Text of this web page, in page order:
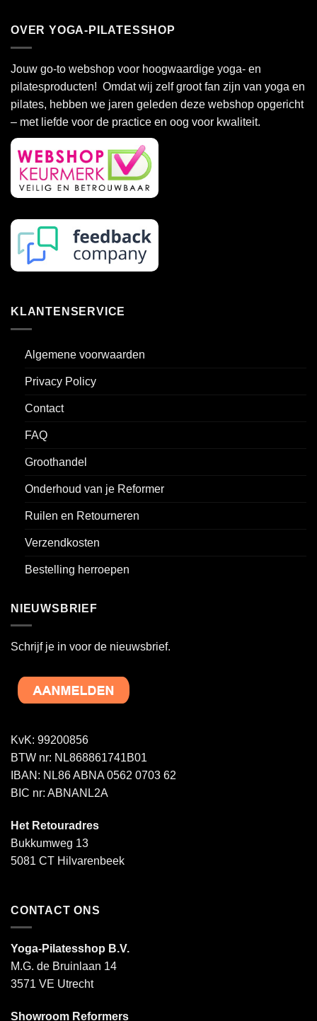
OVER YOGA-PILATESSHOP
Jouw go-to webshop voor hoogwaardige yoga- en
pilatesproducten! Omdat wij zelf groot fan zijn van yoga en
pilates, hebben we jaren geleden deze webshop opgericht
– met liefde voor de practice en oog voor kwaliteit.
KLANTENSERVICE
Algemene voorwaarden
Privacy Policy
Contact
FAQ
Groothandel
Onderhoud van je Reformer
Ruilen en Retourneren
Verzendkosten
Bestelling herroepen
NIEUWSBRIEF
Schrijf je in voor de nieuwsbrief.
KvK: 99200856
BTW nr: NL868861741B01
IBAN: NL86 ABNA 0562 0703 62
BIC nr: ABNANL2A
Het Retouradres
Bukkumweg 13
5081 CT Hilvarenbeek
CONTACT ONS
Yoga-Pilatesshop B.V.
M.G. de Bruinlaan 14
3571 VE Utrecht
Showroom Reformers